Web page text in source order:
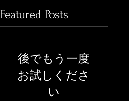
Featured Posts
後でもう一度
お試しくださ
い